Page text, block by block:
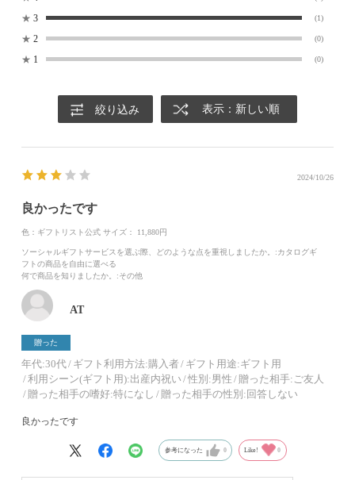
★ 3 (1)
★ 2 (0)
★ 1 (0)
絞り込み 表示：新しい順
2024/10/26
良かったです
色：ギフトリスト公式 サイズ： 11,880円
ソーシャルギフトサービスを選ぶ際、どのような点を重視しましたか。
:カタログギ
フトの商品を自由に選べる
何で商品を知りましたか。
:その他
AT
年代:30代
贈った
ギフト利用方法:購入者 ギフト用途:ギフト用
利用シーン(ギフト用):出産内祝い 性別:男性 贈った相手:ご友人
贈った相手の嗜好:特になし 贈った相手の性別: 回答しない
良かったです
参考になった 0 Like! 0